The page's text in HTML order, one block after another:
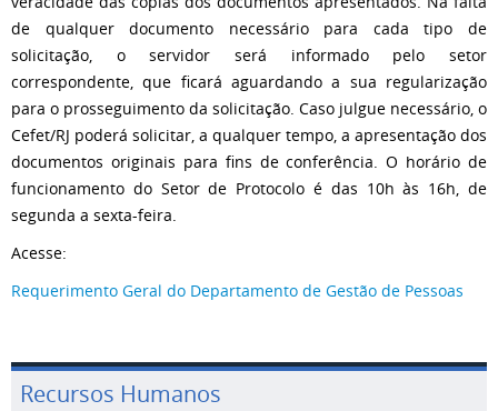
de qualquer documento necessário para cada tipo de
solicitação, o servidor será informado pelo setor
correspondente, que ficará aguardando a sua regularização
para o prosseguimento da solicitação. Caso julgue necessário, o
Cefet/RJ poderá solicitar, a qualquer tempo, a apresentação dos
documentos originais para fins de conferência. O horário de
funcionamento do Setor de Protocolo é das 10h às 16h, de
segunda a sexta-feira.
Acesse:
Requerimento Geral do Departamento de Gestão de Pessoas
Recursos Humanos